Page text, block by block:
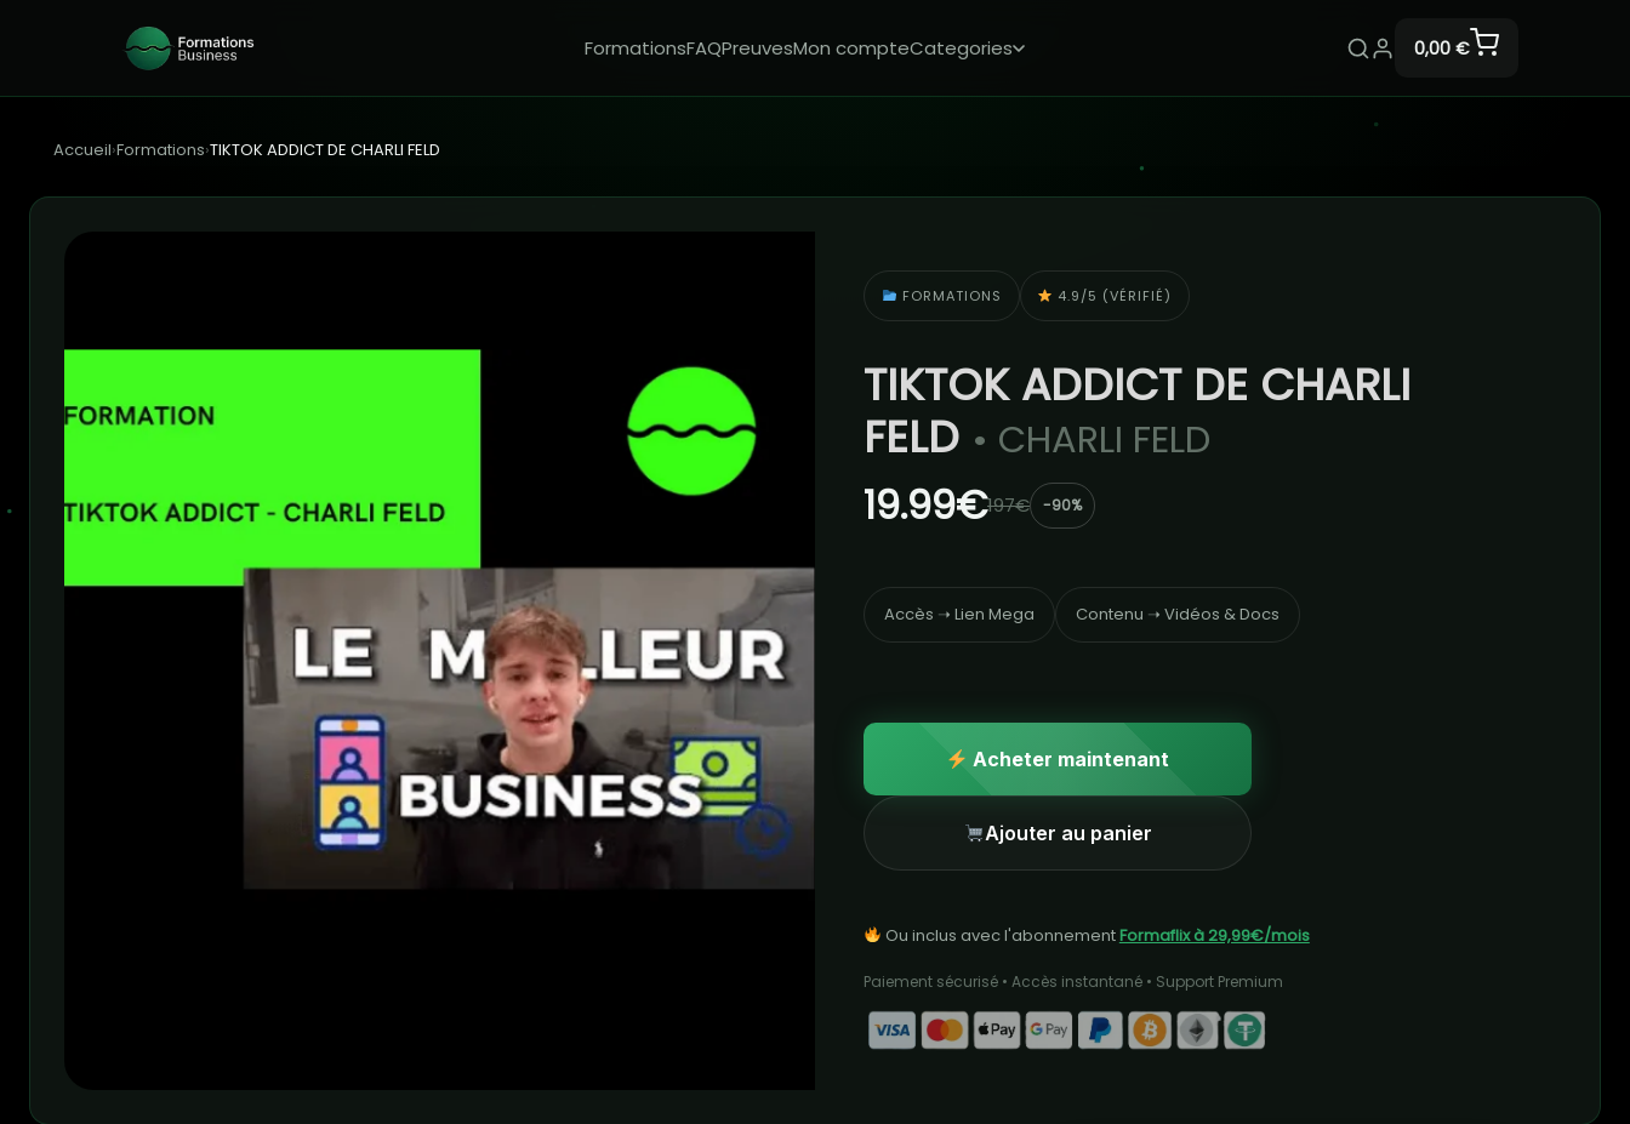
FormationsFAQPreuvesMon compteCategories 0,00 €
Accueil›Formations›TIKTOK ADDICT DE CHARLI FELD
FORMATIONS 4.9/5 (VÉRIFIÉ)
TIKTOK ADDICT DE CHARLI
FELD • CHARLI FELD
19.99€197€ -90%
Accès ➝ Lien Mega Contenu ➝ Vidéos & Docs
Acheter maintenant
Ajouter au panier
Ou inclus avec l'abonnementFormaflix à 29,99€/mois
Paiement sécurisé • Accès instantané • Support Premium